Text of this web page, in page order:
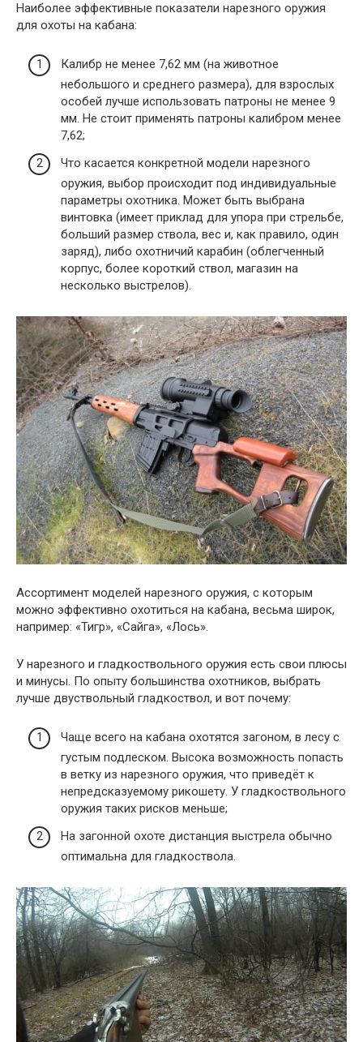
Наиболее эффективные показатели нарезного оружия
для охоты на кабана:
Калибр не менее 7,62 мм (на животное
небольшого и среднего размера), для взрослых
особей лучше использовать патроны не менее 9
мм. Не стоит применять патроны калибром менее
7,62;
Что касается конкретной модели нарезного
оружия, выбор происходит под индивидуальные
параметры охотника. Может быть выбрана
винтовка (имеет приклад для упора при стрельбе,
больший размер ствола, вес и, как правило, один
заряд), либо охотничий карабин (облегченный
корпус, более короткий ствол, магазин на
несколько выстрелов).
Ассортимент моделей нарезного оружия, с которым
можно эффективно охотиться на кабана, весьма широк,
например: «Тигр», «Сайга», «Лось».
У нарезного и гладкоствольного оружия есть свои плюсы
и минусы. По опыту большинства охотников, выбрать
лучше двуствольный гладкоствол, и вот почему:
Чаще всего на кабана охотятся загоном, в лесу с
густым подлеском. Высока возможность попасть
в ветку из нарезного оружия, что приведёт к
непредсказуемому рикошету. У гладкоствольного
оружия таких рисков меньше;
На загонной охоте дистанция выстрела обычно
оптимальна для гладкоствола.